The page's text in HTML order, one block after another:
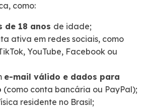
como:
de 18 anos de idade;
ativa em redes sociais, como
YouTube, Facebook ou
e-mail válido e dados para
(como conta bancária ou PayPal);
residente no Brasil;